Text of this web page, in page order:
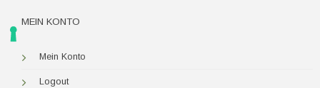
MEIN KONTO
Mein Konto
Logout